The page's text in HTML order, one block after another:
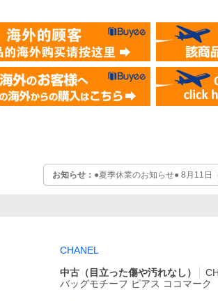
お知らせ： ●夏季休業のお知らせ● 8月11日
期間中はお問い合わせへの返信やご購入申
CHANEL
中古（目立った傷や汚れなし）
バッグモチーフ ピアス ココマーク